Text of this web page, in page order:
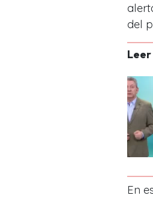
del
En